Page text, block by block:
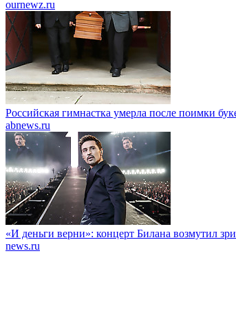
ournewz.ru
Российская гимнастка умерла после поимки
abnews.ru
«И деньги верни»: концерт Билана возмутил
news.ru